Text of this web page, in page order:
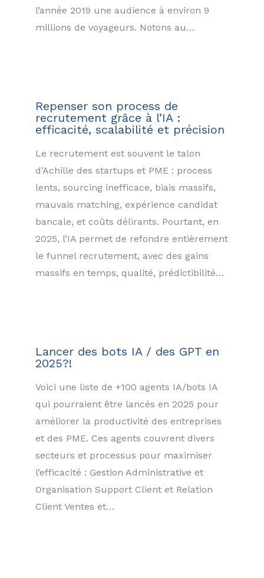
l’année 2019 une audience à environ 9
millions de voyageurs. Notons au…
Repenser son process de
recrutement grâce à l’IA :
efficacité, scalabilité et précision
Le recrutement est souvent le talon
d’Achille des startups et PME : process
lents, sourcing inefficace, biais massifs,
mauvais matching, expérience candidat
bancale, et coûts délirants. Pourtant, en
2025, l’IA permet de refondre entièrement
le funnel recrutement, avec des gains
massifs en temps, qualité, prédictibilité…
Lancer des bots IA / des GPT en
2025?!
Voici une liste de +100 agents IA/bots IA
qui pourraient être lancés en 2025 pour
améliorer la productivité des entreprises
et des PME. Ces agents couvrent divers
secteurs et processus pour maximiser
l’efficacité : Gestion Administrative et
Organisation Support Client et Relation
Client Ventes et…